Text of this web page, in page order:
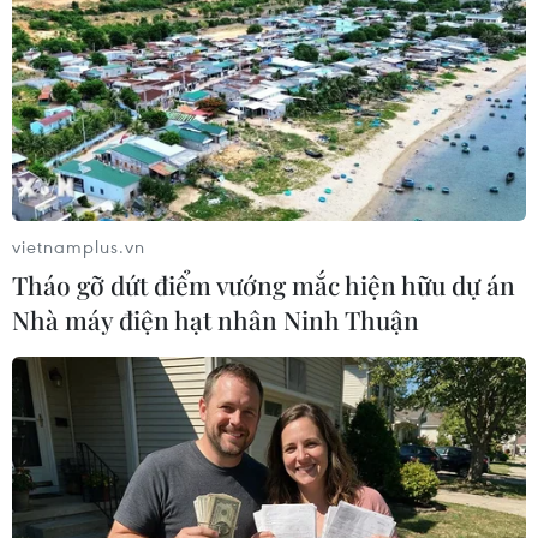
Cầu Đắk Lung sập sau cú
tông của xe tải cẩu, 2 người
thoát chết
Khẩn trường khám nghiệm
hiện trường, điều tra
nguyên nhân vụ cháy chợ
Từ hạt nhân đến eo biển
Hormuz: Đòn bẩy chiến
lược mới của Iran
24 năm tù cho 2 vợ chồng
tổ chức “bay lắc” tại Hà Nội
06/08/2026 03:46
vietnamplus.vn
Tháo gỡ dứt điểm vướng mắc hiện hữu dự án
Nhà máy điện hạt nhân Ninh Thuận